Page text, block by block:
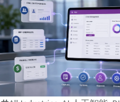
洲
发
票
标
准
AI
与
低
代